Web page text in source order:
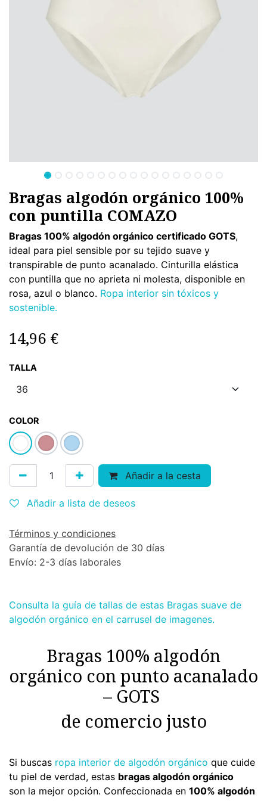
Bragas algodón orgánico 100%
con puntilla COMAZO
Bragas 100% algodón orgánico certificado GOTS,
ideal para piel sensible por su tejido suave y
transpirable de punto acanalado. Cinturilla elástica
con puntilla que no aprieta ni molesta, disponible en
rosa, azul o blanco. Ropa interior sin tóxicos y
sostenible.
14,96 €
TALLA
COLOR
Añadir a la cesta
Añadir a lista de deseos
Términos y condiciones
Garantía de devolución de 30 días
Envío: 2-3 días laborales
Consulta la guía de tallas de estas Bragas suave de
algodón orgánico en el carrusel de imagenes.
Bragas 100% algodón
orgánico con punto acanalado
– GOTS
de comercio justo
Si buscas ropa interior de algodón orgánico que cuide
tu piel de verdad, estas bragas algodón orgánico
son la mejor opción. Confeccionada en 100% algodón